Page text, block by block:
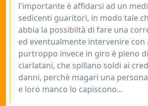
l'importante è affidarsi ad un
sedicenti guaritori, in modo tale
abbia la possibiltà di fare una
ed eventualmente intervenire con
purtroppo invece in giro è pieno
ciarlatani, che spillano soldi ai
danni, perchè magari una
e loro manco lo capiscono...